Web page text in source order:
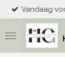
Ga
direct
naar
de
hoofdinhoud
Vandaag